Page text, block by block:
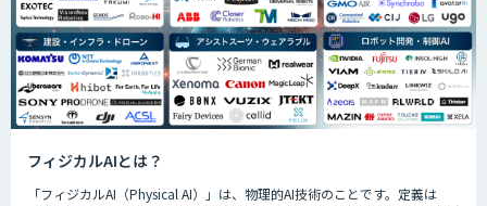
フィジカルAIとは？
「フィジカルAI（Physical AI）」は、物理的AI技術のことです。定義は